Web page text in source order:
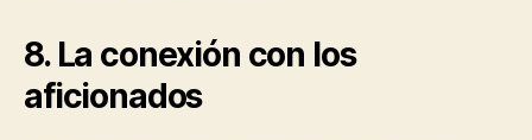
8. La conexión con los
aficionados